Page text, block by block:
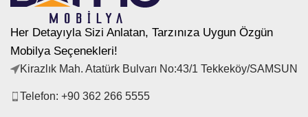
Her Detayıyla Sizi Anlatan, Tarzınıza Uygun Özgün
Mobilya Seçenekleri!
Kirazlık Mah. Atatürk Bulvarı No:43/1 Tekkeköy/SAMSUN
Telefon: +90 362 266 5555